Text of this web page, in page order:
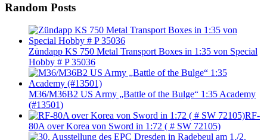
Random Posts
Zündapp KS 750 Metal Transport Boxes in 1:35 von Special
Hobby # P 35036
M36/M36B2 US Army „Battle of the Bulge“ 1:35 Academy
(#13501)
RF-
80A over Korea von Sword in 1:72 ( # SW 72105)